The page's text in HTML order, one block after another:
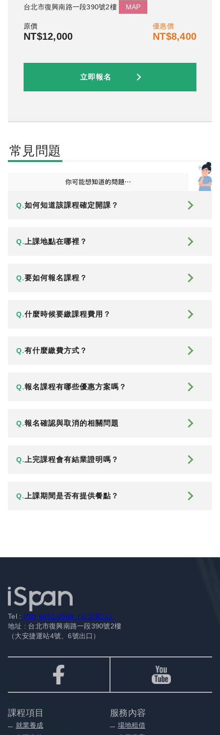
台北市復興南路一段390號2樓
MAP
原價
NT$12,000
優惠價
NT$8,400
立即報名
常見問題
Q.如何知道該課程確定開課？
Q. 上課地點在哪裡？
Q.要如何報名課程？
Q.什麼時候要繳課程費用？
Q.有什麼繳費方式？
Q.報名課程有哪些優惠方案嗎？
Q.報名確認與取消的相關問題
Q. 上完課程會有結業證明嗎？
Q. 上課期間是否有提供餐點？
Tel : (02) 6631-6588（台北窗口）
地址 : 台北市復興南路一段390號2樓
（大安捷運站4號、6號出口）
課程項目
就業養成
服務內容
場地租借